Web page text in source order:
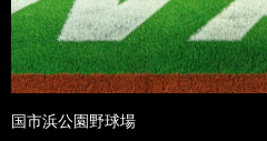
国市浜公園野球場